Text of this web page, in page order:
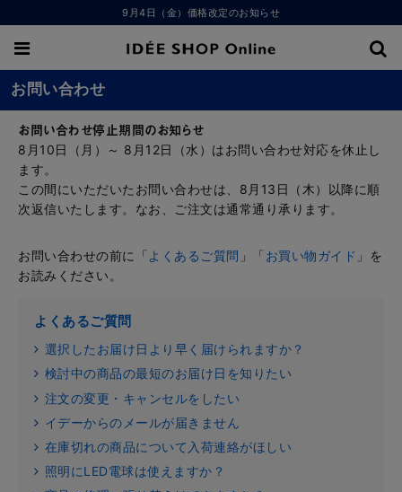
9月4日（金）価格改定のお知らせ
お問い合わせ
お問い合わせ停止期間のお知らせ
8月10日（月）～ 8月12日（水）はお問い合わせ対応を休止し
ます。
この間にいただいたお問い合わせは、8月13日（木）以降に順
次返信いたします。なお、ご注文は通常通り承ります。
お問い合わせの前に「よくあるご質問 」「お買い物ガイド 」を
お読みください。
よくあるご質問
選択したお届け日より早く届けられますか？
検討中の商品の最短のお届け日を知りたい
注文の変更・キャンセルをしたい
イデーからのメールが届きません
在庫切れの商品について入荷連絡がほしい
照明にLED電球は使えますか？